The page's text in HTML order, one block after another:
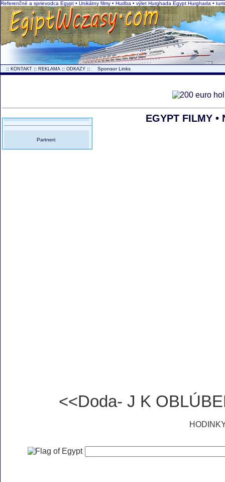
Referenčné a sprievodca Egypt • Unikátny filmy • Hudba • výlet Hurghada Egypt Hurghada •
:: KONTAKT :: REKLAMA :: ODKAZY :: Sponsor Links
Partneri:
EGYPT FILMY
<<Doda- J K